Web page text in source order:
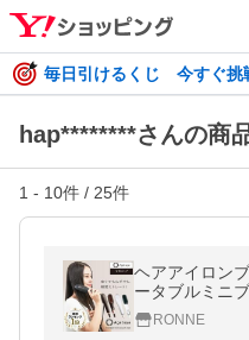
毎日引けるくじ 今すぐ挑
hap********さんの商
1 - 10件 / 25件
ヘアアイロン
ータブルミニ
応 AGETUYA
ロン カール コ
RONNE